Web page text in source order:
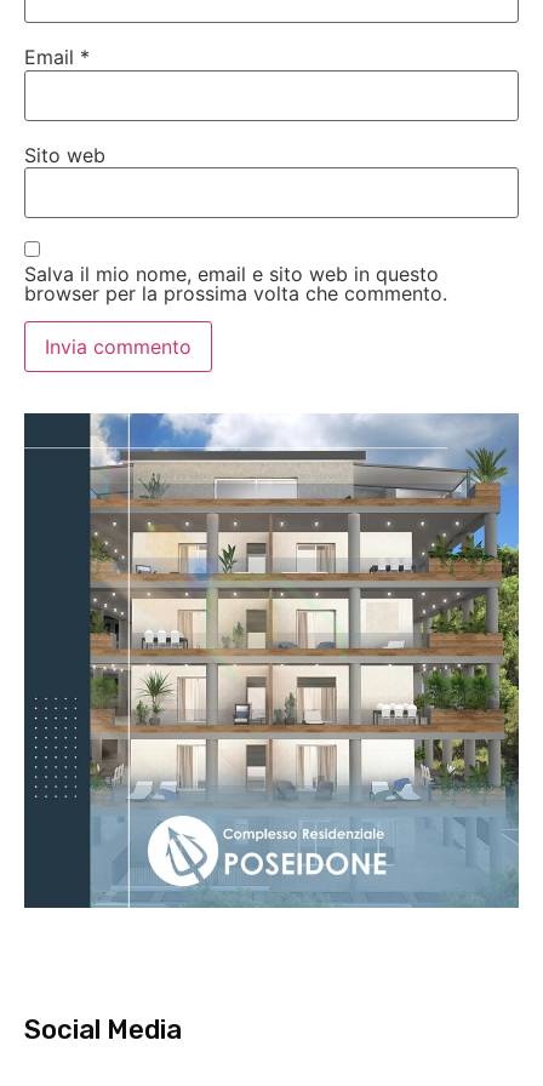
Email *
Sito web
Salva il mio nome, email e sito web in questo
browser per la prossima volta che commento.
Social Media